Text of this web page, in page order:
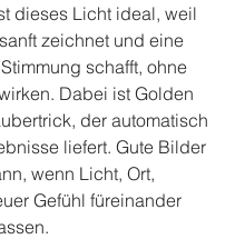
dieses Licht ideal, weil
zeichnet und eine
schafft, ohne
Dabei ist Golden
der automatisch
liefert. Gute Bilder
wenn Licht, Ort,
Gefühl füreinander